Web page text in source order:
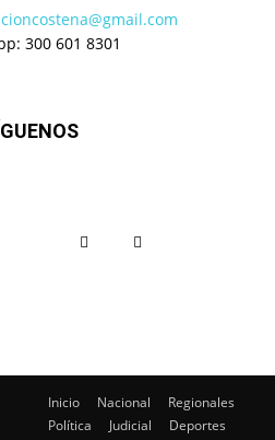
300 601 8301
Inicio Nacional
Regionales
Política
Judicial
Deportes